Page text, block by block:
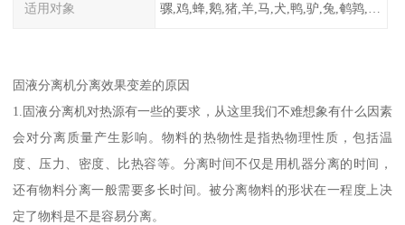
适用对象 骡,鸡,蜂,鹅,猪,羊,马,犬,鸭,驴,兔,鹌鹑,牛,鸽
固液分离机分离效果变差的原因
1.固液分离机对热源有一些的要求，从这里我们不难想象有什么因素
会对分离质量产生影响。物料的热物性是指热物理性质，包括温
度、压力、密度、比热容等。分离时间不仅是用机器分离的时间，
还有物料分离一般需要多长时间。被分离物料的形状在一程度上决
定了物料是不是容易分离。